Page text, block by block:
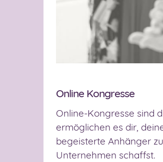
Online Kongresse
Online-Kongresse sind
ermöglichen es dir,
begeisterte Anhänger
Unternehmen schaffst.